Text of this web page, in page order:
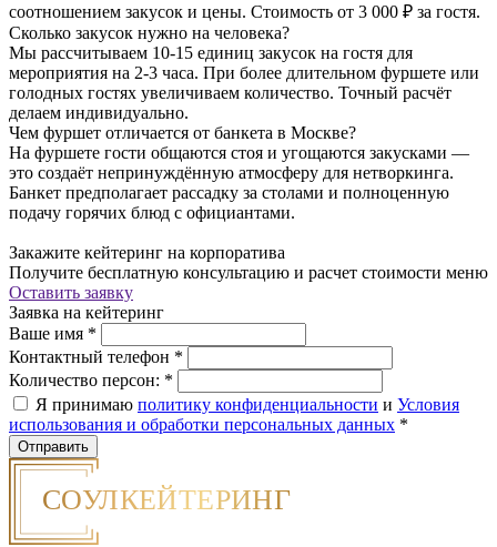
соотношением закусок и цены. Стоимость от 3 000 ₽ за гостя.
Сколько закусок нужно на человека?
Мы рассчитываем 10-15 единиц закусок на гостя для
мероприятия на 2-3 часа. При более длительном фуршете или
голодных гостях увеличиваем количество. Точный расчёт
делаем индивидуально.
Чем фуршет отличается от банкета в Москве?
На фуршете гости общаются стоя и угощаются закусками —
это создаёт непринуждённую атмосферу для нетворкинга.
Банкет предполагает рассадку за столами и полноценную
подачу горячих блюд с официантами.
Закажите кейтеринг на корпоратива
Получите бесплатную консультацию и расчет стоимости меню
Оставить заявку
Заявка на кейтеринг
Ваше имя *
Контактный телефон *
Количество персон: *
Я принимаю политику конфиденциальности и Условия
использования и обработки персональных данных *